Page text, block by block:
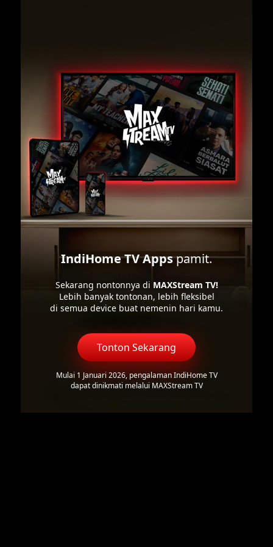
IndiHome TV Appspamit.
Sekarang nontonnya di MAXStream TV!
Lebih banyak tontonan, lebih fleksibel
di semua device buat nemenin hari kamu.
Tonton Sekarang
Mulai 1 Januari 2026, pengalaman IndiHome TV
dapat dinikmati melalui MAXStream TV